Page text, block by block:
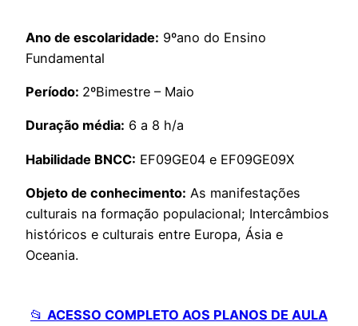
Ano de escolaridade: 9ºano do Ensino
Fundamental
Período: 2ºBimestre – Maio
Duração média: 6 a 8 h/a
Habilidade BNCC: EF09GE04 e EF09GE09X
Objeto de conhecimento: As manifestações
culturais na formação populacional; Intercâmbios
históricos e culturais entre Europa, Ásia e
Oceania.
📂 ACESSO COMPLETO AOS PLANOS DE AULA